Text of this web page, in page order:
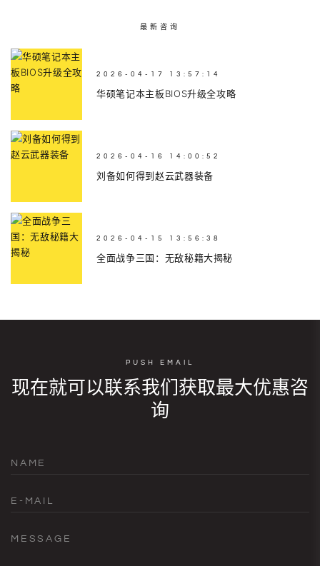
最新咨询
2026-04-17 13:57:14
华硕笔记本主板BIOS升级全攻略
2026-04-16 14:00:52
刘备如何得到赵云武器装备
2026-04-15 13:56:38
全面战争三国：无敌秘籍大揭秘
PUSH EMAIL
现在就可以联系我们获取最大优惠咨
询
NAME
E-MAIL
MESSAGE